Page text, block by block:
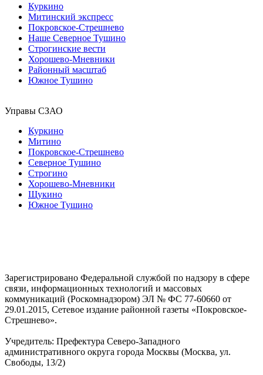
Куркино
Митинский экспресс
Покровское-Стрешнево
Наше Северное Тушино
Строгинские вести
Хорошево-Мневники
Районный масштаб
Южное Тушино
Управы СЗАО
Куркино
Митино
Покровское-Стрешнево
Северное Тушино
Строгино
Хорошево-Мневники
Щукино
Южное Тушино
Зарегистрировано Федеральной службой по надзору в сфере
связи, информационных технологий и массовых
коммуникаций (Роскомнадзором) ЭЛ № ФС 77-60660 от
29.01.2015, Сетевое издание районной газеты «Покровское-
Стрешнево».
Учредитель: Префектура Северо-Западного
административного округа города Москвы (Москва, ул.
Свободы, 13/2)